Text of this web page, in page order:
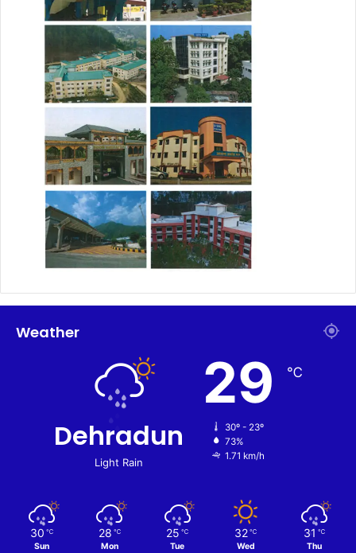
Weather
Dehradun
Light Rain
29 ℃
30º - 23º
73%
1.71 km/h
30 ℃
Sun
28 ℃
Mon
25 ℃
Tue
32 ℃
Wed
31 ℃
Thu